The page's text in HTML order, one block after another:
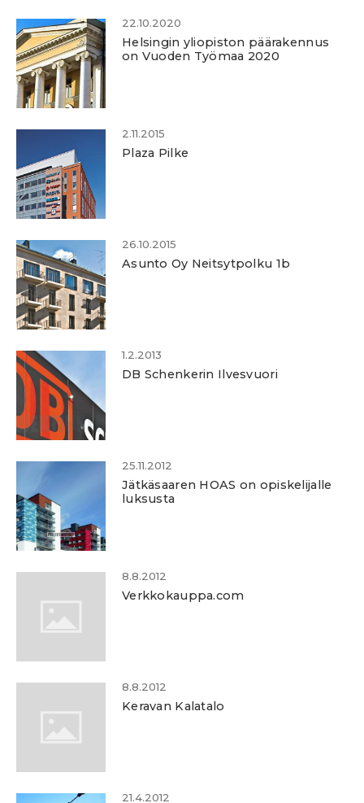
22.10.2020
Helsingin yliopiston päärakennus
on Vuoden Työmaa 2020
2.11.2015
Plaza Pilke
26.10.2015
Asunto Oy Neitsytpolku 1b
1.2.2013
DB Schenkerin Ilvesvuori
25.11.2012
Jätkäsaaren HOAS on opiskelijalle
luksusta
8.8.2012
Verkkokauppa.com
8.8.2012
Keravan Kalatalo
21.4.2012